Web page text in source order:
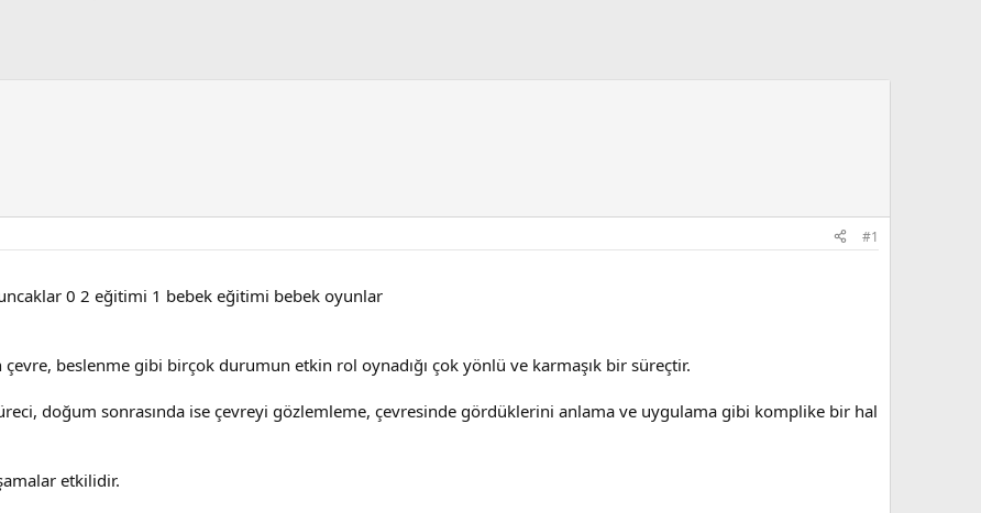
#1
0 2 eğitimi 1 bebek eğitimi bebek oyunlar
beslenme gibi birçok durumun etkin rol oynadığı çok yönlü ve karmaşık bir süreçtir.
doğum sonrasında ise çevreyi gözlemleme, çevresinde gördüklerini anlama ve uygulama gibi komplike bir hal
etkilidir.